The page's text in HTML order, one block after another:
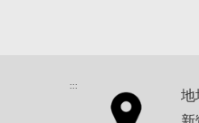
:::
地